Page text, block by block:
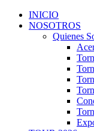
INICIO
NOSOTROS
Quienes